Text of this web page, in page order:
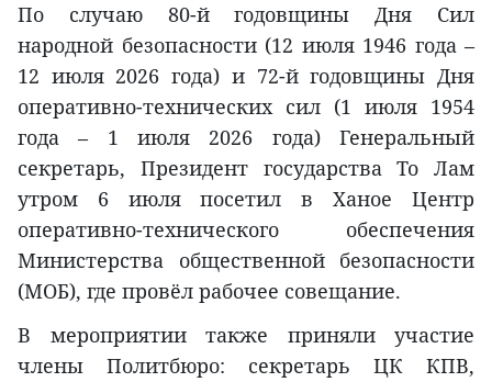
По случаю 80-й годовщины Дня Сил
народной безопасности (12 июля 1946 года –
12 июля 2026 года) и 72-й годовщины Дня
оперативно-технических сил (1 июля 1954
года – 1 июля 2026 года) Генеральный
секретарь, Президент государства То Лам
утром 6 июля посетил в Ханое Центр
оперативно-технического обеспечения
Министерства общественной безопасности
(МОБ), где провёл рабочее совещание.
В мероприятии также приняли участие
члены Политбюро: секретарь ЦК КПВ,